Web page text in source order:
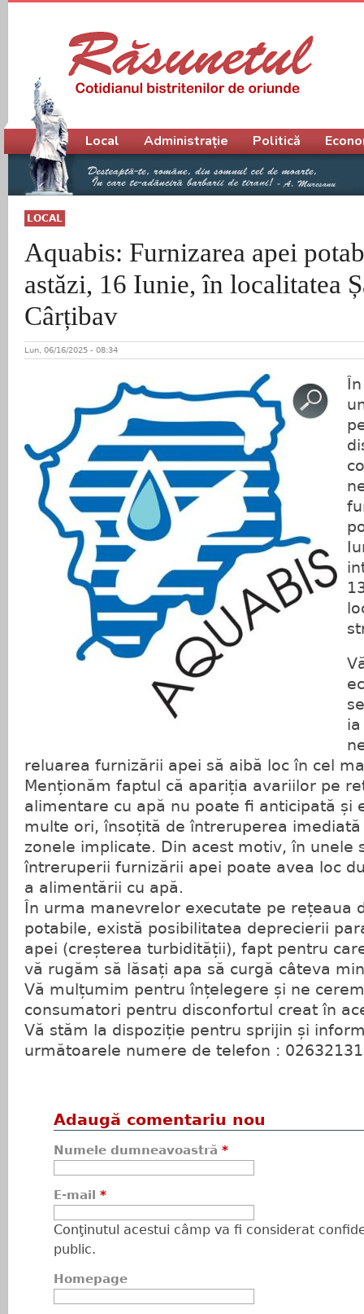
LOCAL
Aquabis: Furnizarea apei
astăzi, 16 Iunie, în localitatea
Cârțibav
Lun, 06/16/2025 - 08:34
reluarea furnizării apei să aibă loc în cel
Menționăm faptul că apariția avariilor pe
alimentare cu apă nu poate fi anticipată și
multe ori, însoțită de întreruperea
zonele implicate. Din acest motiv, în unele
întreruperii furnizării apei poate avea loc
a alimentării cu apă.
În urma manevrelor executate pe rețeaua
potabile, există posibilitatea deprecierii
apei (creșterea turbidității), fapt pentru
vă rugăm să lăsați apa să curgă câteva
Vă mulțumim pentru înțelegere și ne
consumatori pentru disconfortul creat în
Vă stăm la dispoziție pentru sprijin și
următoarele numere de telefon :
Adaugă comentariu nou
Numele dumneavoastră *
E-mail *
Conţinutul acestui câmp va fi considerat
public.
Homepage
Meniu principal
Local Administrație Politică